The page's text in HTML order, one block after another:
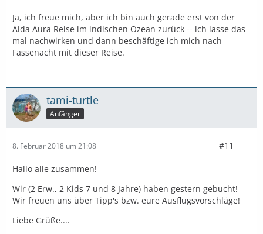
Ja, ich freue mich, aber ich bin auch gerade erst von der
Aida Aura Reise im indischen Ozean zurück -- ich lasse das
mal nachwirken und dann beschäftige ich mich nach
Fassenacht mit dieser Reise.
tami-turtle
Anfänger
8. Februar 2018 um 21:08 #11
Hallo alle zusammen!
Wir (2 Erw., 2 Kids 7 und 8 Jahre) haben gestern gebucht!
Wir freuen uns über Tipp's bzw. eure Ausflugsvorschläge!
Liebe Grüße....